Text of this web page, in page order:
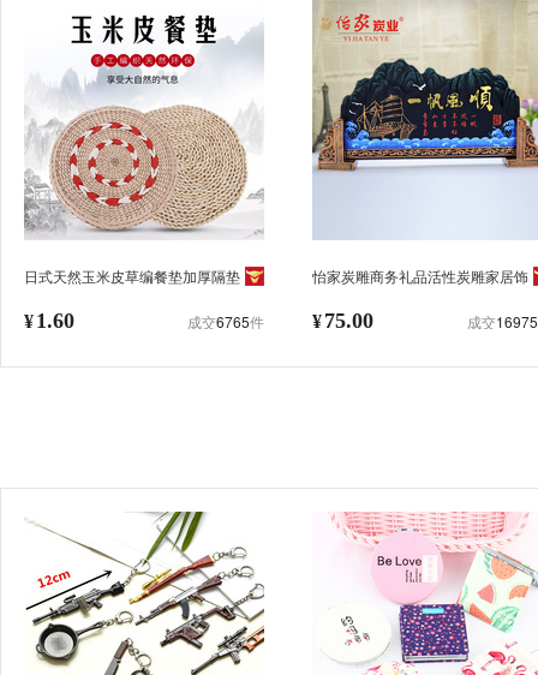
日式天然玉米皮草编餐垫加厚隔垫
¥1.60 成交6765件
怡家炭雕商务礼品活性炭雕家居饰
¥75.00 成交16975